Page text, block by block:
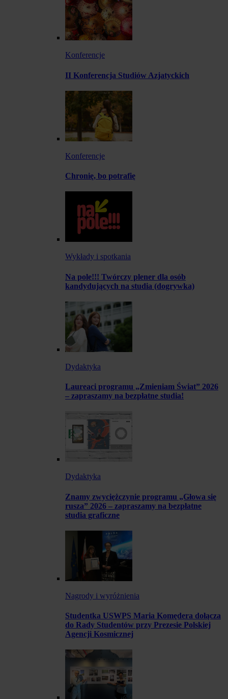
Konferencje
II Konferencja Studiów Azjatyckich
Konferencje
Chronię, bo potrafię
Wykłady i spotkania
Na pole!!! Twórczy plener dla osób
kandydujących na studia (dogrywka)
Dydaktyka
Laureaci programu „Zmieniam Świat” 2026
– zapraszamy na bezpłatne studia!
Dydaktyka
Znamy zwyciężczynie programu „Głowa się
rusza” 2026 – zapraszamy na bezpłatne
studia graficzne
Nagrody i wyróżnienia
Studentka USWPS Maria Komędera dołącza
do Rady Studentów przy Prezesie Polskiej
Agencji Kosmicznej